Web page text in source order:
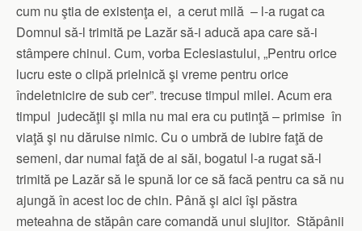
cum nu ştia de existenţa ei, a cerut milă – l-a rugat ca
Domnul să-l trimită pe Lazăr să-i aducă apa care să-i
stâmpere chinul. Cum, vorba Eclesiastului, „Pentru orice
lucru este o clipă prielnică şi vreme pentru orice
îndeletnicire de sub cer”. trecuse timpul milei. Acum era
timpul judecăţii şi mila nu mai era cu putinţă – primise în
viaţă şi nu dăruise nimic. Cu o umbră de iubire faţă de
semeni, dar numai faţă de ai săi, bogatul l-a rugat să-l
trimită pe Lazăr să le spună lor ce să facă pentru ca să nu
ajungă în acest loc de chin. Până şi aici îşi păstra
meteahna de stăpân care comandă unui slujitor. Stăpânii